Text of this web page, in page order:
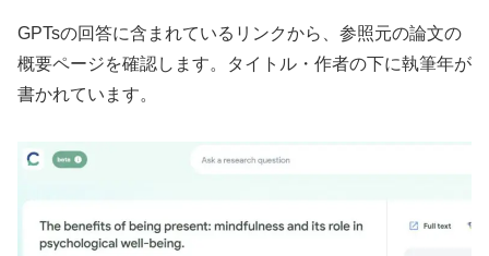
GPTsの回答に含まれているリンクから、参照元の論文の
概要ページを確認します。タイトル・作者の下に執筆年が
書かれています。